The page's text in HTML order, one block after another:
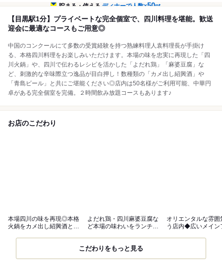
貯まる・使えるディナーで人数×50pt
【目黒駅1分】プライベートな完全個室で、四川料理を堪能。歓送
迎会に最適なコースもご用意◎
中国のコンクールにて多数の受賞経験を持つ熟練料理人袁料理長が手掛け
る、本格四川料理をお楽しみいただけます。本場の味を忠実に再現した「四
川火鍋」や、四川で伝わるレシピを活かした「よだれ鶏」「麻婆豆腐」な
ど、刺激的な辛味際立つ逸品が目白押し！数種類の「カメ出し紹興酒」や
「青島ビール」と共にご堪能ください◎店内は50名様がご利用可能、中華円
卓がある完全個室を完備。２時間飲み放題コースもあります♪
お店のこだわり
本場四川の味を再現◎本格
火鍋をカメ出し紹興酒と共
よだれ鶏・四川麻婆豆腐な
ど本場の味わいをランチ・
オリエンタルな雰囲
う店内◆広いメイン
こだわりをもっと見る